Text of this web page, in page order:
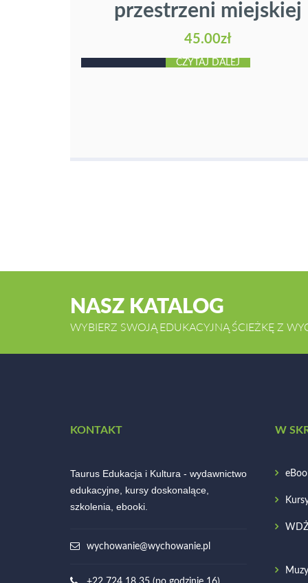
przestrzeni miejskiej
45.00zł
CZYTAJ DALEJ
NASZ KATALOG
WYBIERZ SWOJĄ EDUKACYJNĄ ŚCIEŻKĘ Z
KONTAKT
Taurus Edukacja i Kultura - wydawnictwo
edukacyjne, kursy doskonalące,
szkolenia, ebooki.
wychowanie@wychowanie.pl
W
WDŻ